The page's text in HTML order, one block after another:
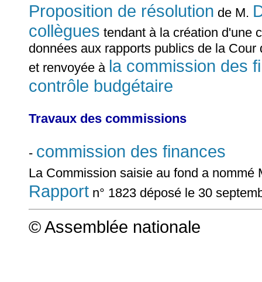
Proposition de résolution de M.
collègues tendant à la création d'une
données aux rapports publics de la
et renvoyée à la commission des
contrôle budgétaire
Travaux des commissions
- commission des finances
La Commission saisie au fond a nommé
Rapport n° 1823 déposé le 30
© Assemblée nationale